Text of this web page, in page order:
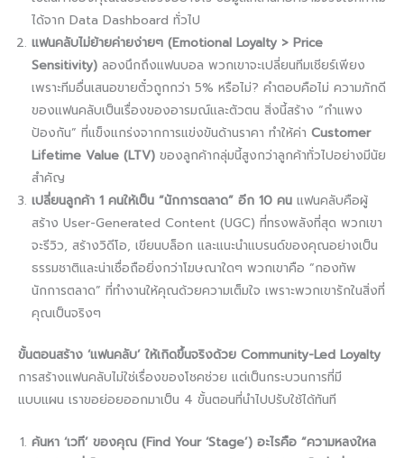
ได้จาก Data Dashboard ทั่วไป
แฟนคลับไม่ย้ายค่ายง่ายๆ (Emotional Loyalty > Price
Sensitivity) ลองนึกถึงแฟนบอล พวกเขาจะเปลี่ยนทีมเชียร์เพียง
เพราะทีมอื่นเสนอขายตั๋วถูกกว่า 5% หรือไม่? คำตอบคือไม่ ความภักดี
ของแฟนคลับเป็นเรื่องของอารมณ์และตัวตน สิ่งนี้สร้าง “กำแพง
ป้องกัน” ที่แข็งแกร่งจากการแข่งขันด้านราคา ทำให้ค่า Customer
Lifetime Value (LTV) ของลูกค้ากลุ่มนี้สูงกว่าลูกค้าทั่วไปอย่างมีนัย
สำคัญ
เปลี่ยนลูกค้า 1 คนให้เป็น “นักการตลาด” อีก 10 คน แฟนคลับคือผู้
สร้าง User-Generated Content (UGC) ที่ทรงพลังที่สุด พวกเขา
จะรีวิว, สร้างวิดีโอ, เขียนบล็อก และแนะนำแบรนด์ของคุณอย่างเป็น
ธรรมชาติและน่าเชื่อถือยิ่งกว่าโฆษณาใดๆ พวกเขาคือ “กองทัพ
นักการตลาด” ที่ทำงานให้คุณด้วยความเต็มใจ เพราะพวกเขารักในสิ่งที่
คุณเป็นจริงๆ
ขั้นตอนสร้าง ‘แฟนคลับ’ ให้เกิดขึ้นจริงด้วย Community-Led Loyalty
การสร้างแฟนคลับไม่ใช่เรื่องของโชคช่วย แต่เป็นกระบวนการที่มี
แบบแผน เราขอย่อยออกมาเป็น 4 ขั้นตอนที่นำไปปรับใช้ได้ทันที
ค้นหา ‘เวที’ ของคุณ (Find Your ‘Stage’) อะไรคือ “ความหลงใหล